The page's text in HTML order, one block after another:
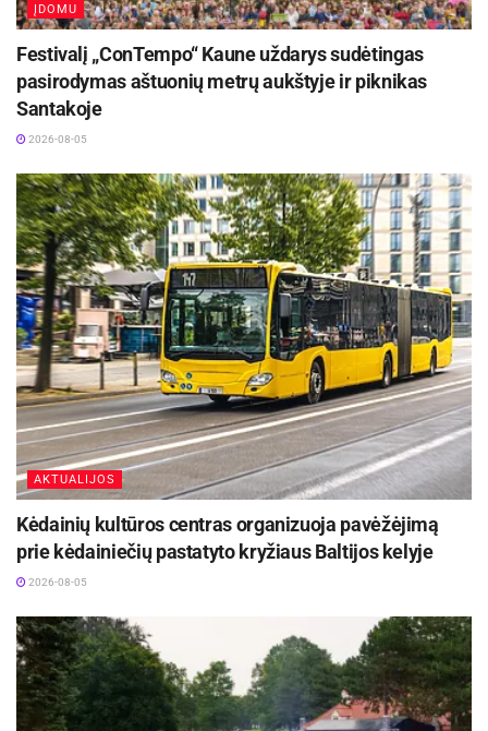
ĮDOMU
Festivalį „ConTempo“ Kaune uždarys sudėtingas
pasirodymas aštuonių metrų aukštyje ir piknikas
Santakoje
2026-08-05
AKTUALIJOS
Kėdainių kultūros centras organizuoja pavėžėjimą
prie kėdainiečių pastatyto kryžiaus Baltijos kelyje
2026-08-05